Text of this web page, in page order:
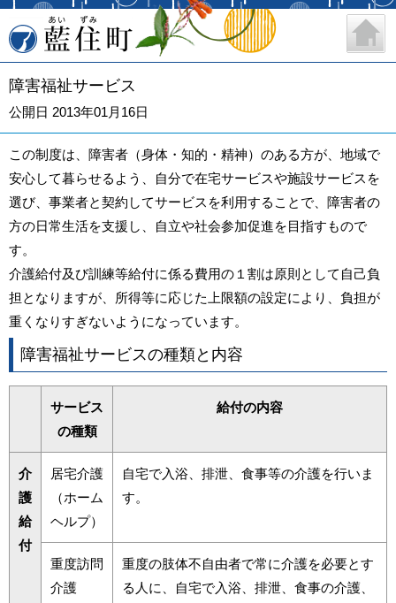
藍住町
障害福祉サービス
公開日 2013年01月16日
この制度は、障害者（身体・知的・精神）のある方が、地域で
安心して暮らせるよう、自分で在宅サービスや施設サービスを
選び、事業者と契約してサービスを利用することで、障害者の
方の日常生活を支援し、自立や社会参加促進を目指すもので
す。
介護給付及び訓練等給付に係る費用の１割は原則として自己負
担となりますが、所得等に応じた上限額の設定により、負担が
重くなりすぎないようになっています。
障害福祉サービスの種類と内容
サービス
の種類
給付の内容
介
護
給
付
居宅介護
（ホーム
ヘルプ）
自宅で入浴、排泄、食事等の介護を行いま
す。
重度訪問
介護
重度の肢体不自由者で常に介護を必要とす
る人に、自宅で入浴、排泄、食事の介護、